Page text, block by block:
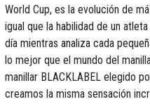
World Cup, es la evolución de
igual que la habilidad de un
día mientras analiza cada
lo mejor que el mundo del
manillar BLACKLABEL elegido
creamos la misma sensación